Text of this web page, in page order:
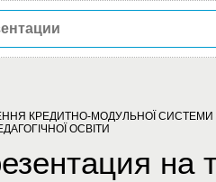
КРЕДИТНО-МОДУЛЬНОЇ СИСТЕМИ
ОСВІТИ
на